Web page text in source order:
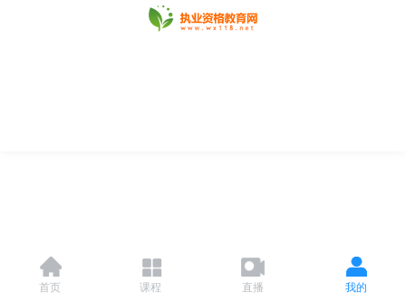
首页 课程 直播 我的